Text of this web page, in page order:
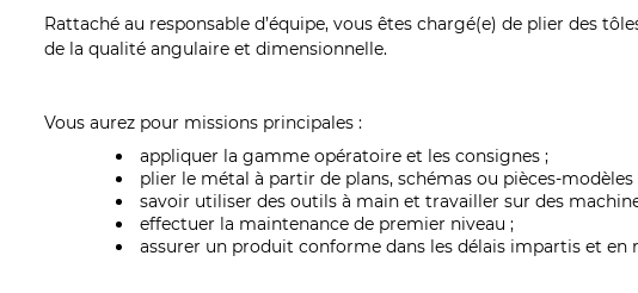
Rattaché au responsable d’équipe, vous êtes chargé(e) de plier des
de la qualité angulaire et dimensionnelle.
Vous aurez pour missions principales :
appliquer la gamme opératoire et les consignes ;
plier le métal à partir de plans, schémas ou pièces-modèles
savoir utiliser des outils à main et travailler sur des
effectuer la maintenance de premier niveau ;
assurer un produit conforme dans les délais impartis et en